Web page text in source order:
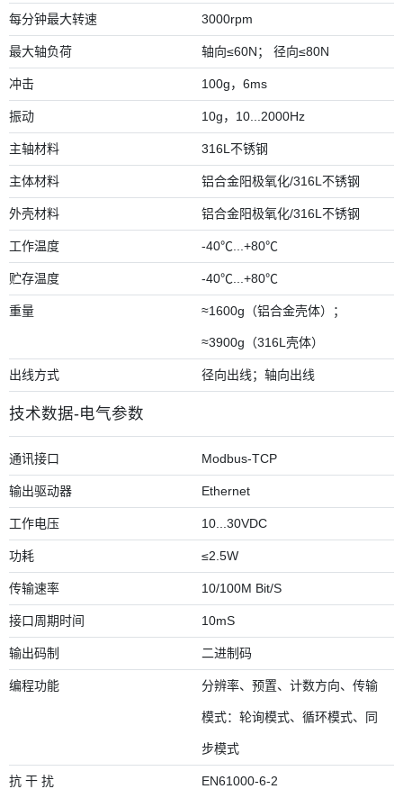
每分钟最大转速 3000rpm
最大轴负荷 轴向≤60N； 径向≤80N
冲击 100g，6ms
振动 10g，10...2000Hz
主轴材料 316L不锈钢
主体材料 铝合金阳极氧化/316L不锈钢
外壳材料 铝合金阳极氧化/316L不锈钢
工作温度 -40℃...+80℃
贮存温度 -40℃...+80℃
重量 ≈1600g（铝合金壳体）；
≈3900g（316L壳体）
出线方式 径向出线；轴向出线
技术数据-电气参数
通讯接口 Modbus-TCP
输出驱动器 Ethernet
工作电压 10...30VDC
功耗 ≤2.5W
传输速率 10/100M Bit/S
接口周期时间 10mS
输出码制 二进制码
编程功能 分辨率、预置、计数方向、传输
模式：轮询模式、循环模式、同
步模式
抗 干 扰 EN61000-6-2